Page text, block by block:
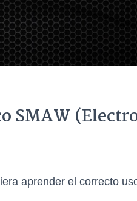
SMAW
aprender el correcto